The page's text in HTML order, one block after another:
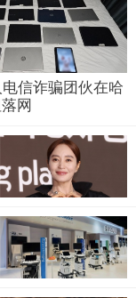
信诈骗团伙在哈
网